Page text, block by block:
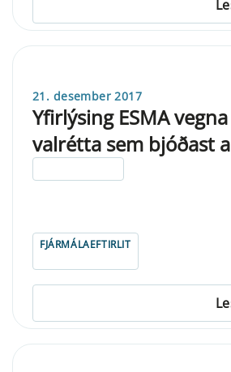
21. desember 2017
Yfirlýsing ESMA
valrétta sem bjóðast
FJÁRMÁLAEFTIRLIT